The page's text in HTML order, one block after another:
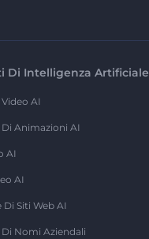
Di Intelligenza Artificiale
AI
Animazioni AI
AI
AI
Siti Web AI
Nomi Aziendali